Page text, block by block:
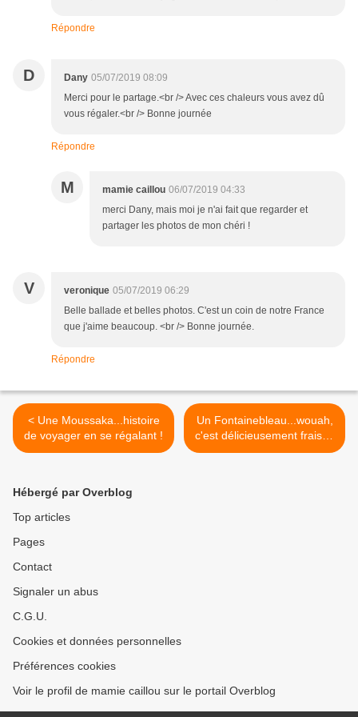
Répondre
D Dany 05/07/2019 08:09
Merci pour le partage.<br /> Avec ces chaleurs vous avez dû
vous régaler.<br /> Bonne journée
Répondre
M mamie caillou 06/07/2019 04:33
merci Dany, mais moi je n'ai fait que regarder et
partager les photos de mon chéri !
V veronique 05/07/2019 06:29
Belle ballade et belles photos. C'est un coin de notre France
que j'aime beaucoup. <br /> Bonne journée.
Répondre
< Une Moussaka...histoire
de voyager en se régalant !
Un Fontainebleau...wouah,
c'est délicieusement frais et
léger ! >
Hébergé par Overblog
Top articles
Pages
Contact
Signaler un abus
C.G.U.
Cookies et données personnelles
Préférences cookies
Voir le profil de mamie caillou sur le portail Overblog